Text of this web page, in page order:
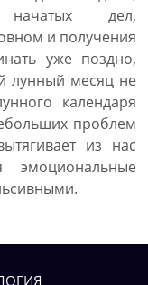
начатых дел,
и получения
уже поздно,
лунный месяц не
календаря
проблем
из нас
эмоциональные